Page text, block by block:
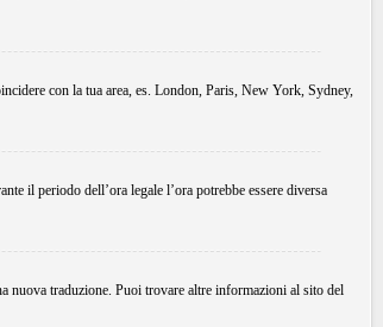
con la tua area, es. London, Paris, New York, Sydney,
il periodo dell’ora legale l’ora potrebbe essere diversa
nuova traduzione. Puoi trovare altre informazioni al sito del